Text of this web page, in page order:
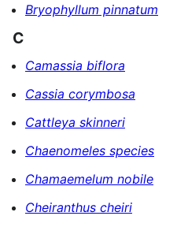
Bryophyllum pinnatum
C
Camassia biflora
Cassia corymbosa
Cattleya skinneri
Chaenomeles species
Chamaemelum nobile
Cheiranthus cheiri